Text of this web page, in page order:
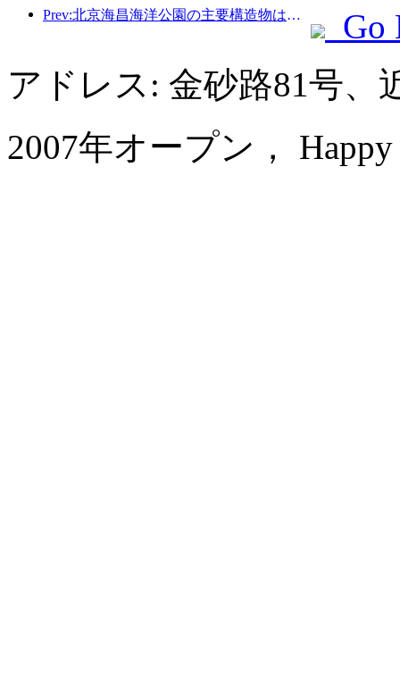
Prev:北京海昌海洋公園の主要構造物は、年内に上棟する予定であり、2027年の完成・開業が見込まれています。
Go
アドレス: 金砂路81号、
2007年オープン， Happy